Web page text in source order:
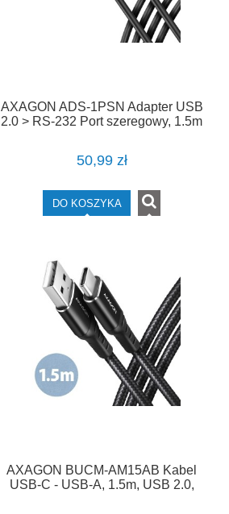
AXAGON ADS-1PSN Adapter USB
2.0 > RS-232 Port szeregowy, 1.5m
50,99 zł
DO KOSZYKA
AXAGON BUCM-AM15AB Kabel
USB-C - USB-A, 1.5m, USB 2.0,